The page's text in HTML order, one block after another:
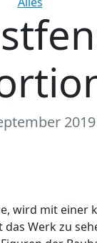
2019
wird mit einer
Werk zu